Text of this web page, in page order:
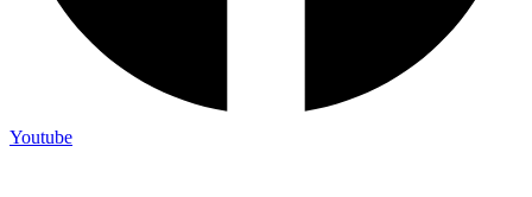
Youtube